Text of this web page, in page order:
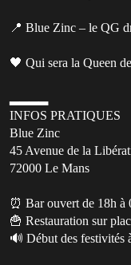
📍 Blue Zinc – le QG
🖤 Qui sera la Queen
INFOS PRATIQUES
Blue Zinc
45 Avenue de la
72000 Le Mans
⏰ Bar ouvert de 18h à
🍟 Restauration sur
🔊 Début des festivités